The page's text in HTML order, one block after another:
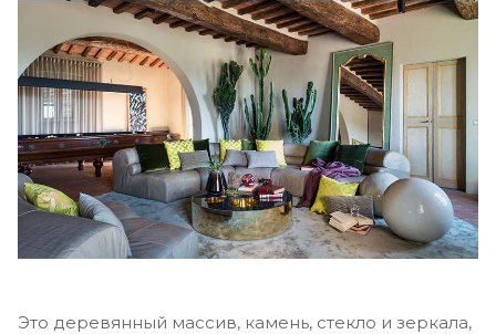
Это деревянный массив, камень, стекло и зеркала,